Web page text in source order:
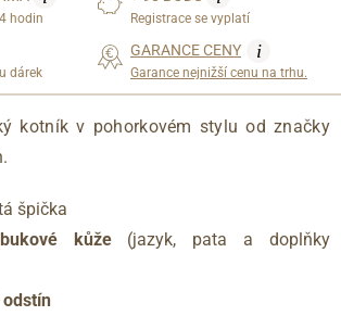
hodin Registrace se vyplatí
dárek
GARANCE CENY i
Garance nejnižší cenu na trhu.
kotník v pohorkovém stylu od značky
špička
kůže(jazyk, pata a doplňky